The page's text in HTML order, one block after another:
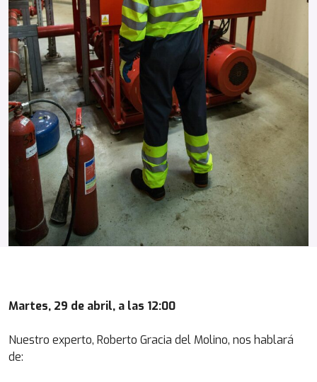
Martes, 29 de abril, a las 12:00
Nuestro experto, Roberto Gracia del Molino, nos hablará
de: